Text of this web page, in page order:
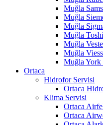
Muğla
Muğla
Muğla
Muğla
Muğla
Muğla
Muğla York
Ortaca
Hidrofor Servisi
Ortaca
Klima Servisi
Ortaca
Ortaca